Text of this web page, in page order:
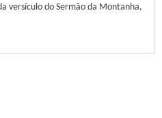
versículo do Sermão da Montanha,